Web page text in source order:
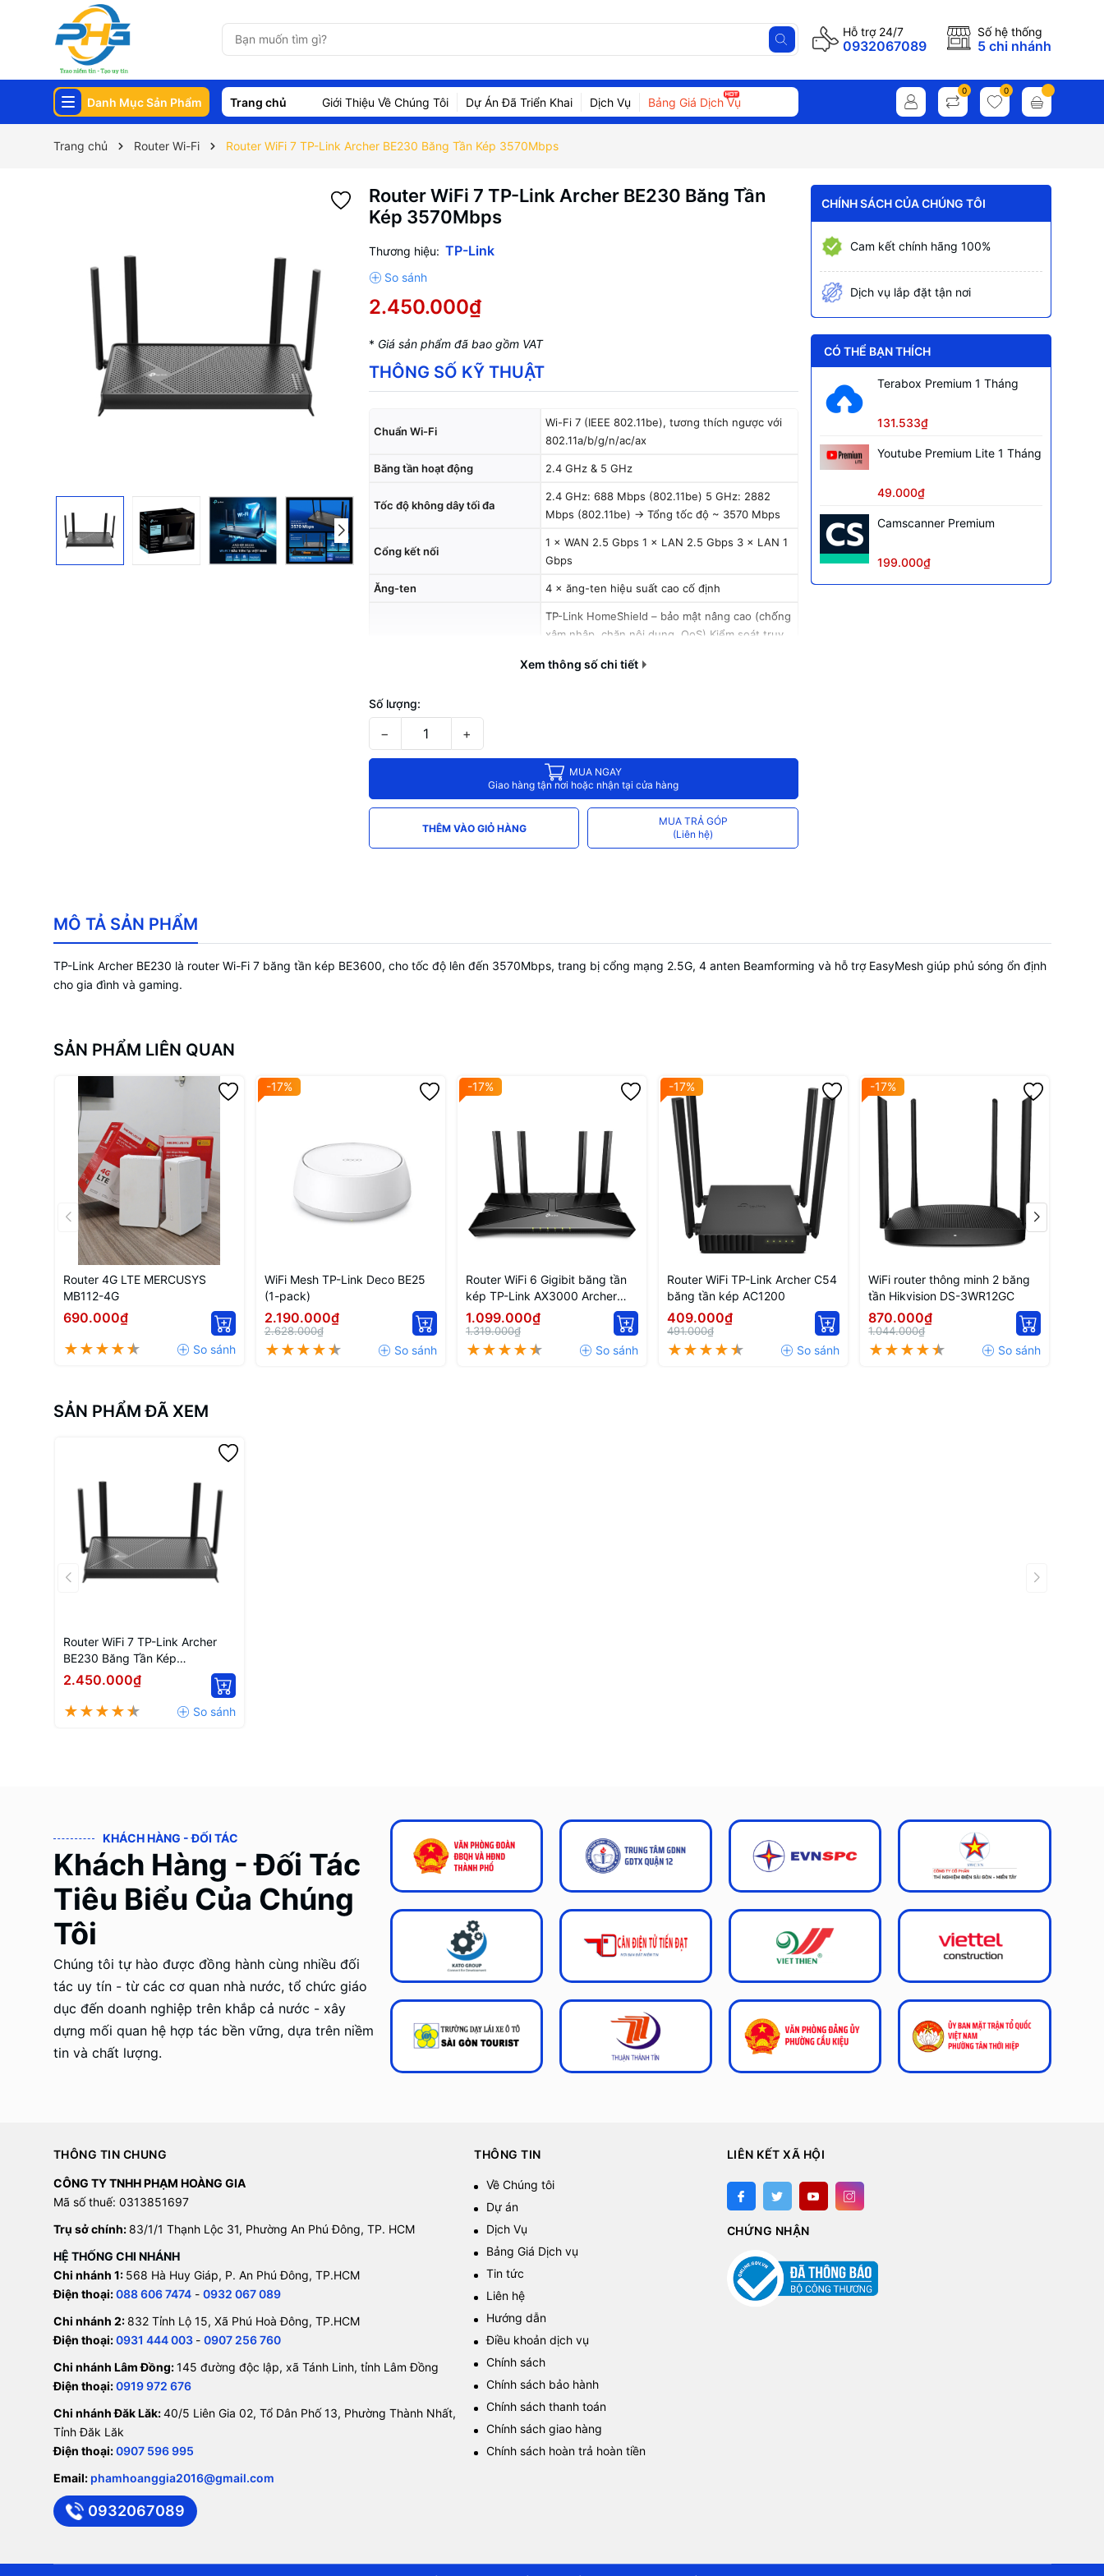
Hỗ trợ 24/7
0932067089
Số hệ thống
5 chi nhánh
Danh Mục Sản Phẩm Trang chủ Giới Thiệu Về Chúng Tôi Dự Án Đã Triển Khai Dịch Vụ Bảng Giá Dịch Vụ
0 0
Trang chủ Router Wi-Fi Router WiFi 7 TP-Link Archer BE230 Băng Tần Kép 3570Mbps
Router WiFi 7 TP-Link Archer BE230 Băng Tần
Kép 3570Mbps
Thương hiệu: TP-Link
2.450.000₫
* Giá sản phẩm đã bao gồm VAT
THÔNG SỐ KỸ THUẬT
Chuẩn Wi-Fi
Wi-Fi 7 (IEEE 802.11be), tương thích ngược với
802.11a/b/g/n/ac/ax
Băng tần hoạt động 2.4 GHz & 5 GHz
Tốc độ không dây tối đa
2.4 GHz: 688 Mbps (802.11be) 5 GHz: 2882
Mbps (802.11be) → Tổng tốc độ ~ 3570 Mbps
Cổng kết nối
1 × WAN 2.5 Gbps 1 × LAN 2.5 Gbps 3 × LAN 1
Gbps
Ăng-ten 4 × ăng-ten hiệu suất cao cố định
TP-Link HomeShield – bảo mật nâng cao (chống
xâm nhập, chặn nội dung, QoS) Kiểm soát truy
với router khác của TP-Link)
Quản lý & điều khiển
Khoảng 215 × 120 × 38 mm
Nguồn điện 12 V DC / 2 A
Môi trường hoạt động 0 °C – 40 °C, 10 – 90 % độ ẩm không ngưng tụ
Xem thông số chi tiết
Số lượng:
− +
MUA NGAY
Giao hàng tận nơi hoặc nhận tại cửa hàng
THÊM VÀO GIỎ HÀNG
MUA TRẢ GÓP
(Liên hệ)
CHÍNH SÁCH CỦA CHÚNG TÔI
Cam kết chính hãng 100%
Dịch vụ lắp đặt tận nơi
CÓ THỂ BẠN THÍCH
Terabox Premium 1 Tháng
131.533₫
Youtube Premium Lite 1 Tháng
49.000₫
Camscanner Premium
199.000₫
MÔ TẢ SẢN PHẨM
TP-Link Archer BE230 là router Wi-Fi 7 băng tần kép BE3600, cho tốc độ lên đến 3570Mbps, trang bị cổng mạng 2.5G, 4 anten Beamforming và hỗ trợ EasyMesh giúp phủ sóng ổn định
cho gia đình và gaming.
SẢN PHẨM LIÊN QUAN
Router 4G LTE MERCUSYS
MB112-4G
690.000₫
-17%
WiFi Mesh TP-Link Deco BE25
(1-pack)
2.190.000₫
2.628.000₫
-17%
Router WiFi 6 Gigibit băng tần
kép TP-Link AX3000 Archer
AX53
1.099.000₫
1.319.000₫
-17%
Router WiFi TP-Link Archer C54
băng tần kép AC1200
409.000₫
491.000₫
-17%
WiFi router thông minh 2 băng
tần Hikvision DS-3WR12GC
870.000₫
1.044.000₫
SẢN PHẨM ĐÃ XEM
Router WiFi 7 TP-Link Archer
BE230 Băng Tần Kép
3570Mbps
2.450.000₫
KHÁCH HÀNG - ĐỐI TÁC
Khách Hàng - Đối Tác
Tiêu Biểu Của Chúng
Tôi
Chúng tôi tự hào được đồng hành cùng nhiều đối
tác uy tín - từ các cơ quan nhà nước, tổ chức giáo
dục đến doanh nghiệp trên khắp cả nước - xây
dựng mối quan hệ hợp tác bền vững, dựa trên niềm
tin và chất lượng.
THÔNG TIN CHUNG
CÔNG TY TNHH PHẠM HOÀNG GIA
Mã số thuế: 0313851697
Trụ sở chính: 83/1/1 Thạnh Lộc 31, Phường An Phú Đông, TP. HCM
HỆ THỐNG CHI NHÁNH
Chi nhánh 1: 568 Hà Huy Giáp, P. An Phú Đông, TP.HCM
Điện thoại:088 606 7474- 0932 067 089
Chi nhánh 2: 832 Tỉnh Lộ 15, Xã Phú Hoà Đông, TP.HCM
Điện thoại:0931 444 003 - 0907 256 760
Chi nhánh Lâm Đồng:145 đường độc lập, xã Tánh Linh, tỉnh Lâm Đồng
Điện thoại:0919 972 676
Chi nhánh Đăk Lăk:40/5 Liên Gia 02, Tổ Dân Phố 13, Phường Thành Nhất,
Tỉnh Đăk Lăk
Điện thoại:0907 596 995
Email: phamhoanggia2016@gmail.com
0932067089
THÔNG TIN
Về Chúng tôi
Dự án
Dịch Vụ
Bảng Giá Dịch vụ
Tin tức
Liên hệ
Hướng dẫn
Điều khoản dịch vụ
Chính sách
Chính sách bảo hành
Chính sách thanh toán
Chính sách giao hàng
Chính sách hoàn trả hoàn tiền
LIÊN KẾT XÃ HỘI
CHỨNG NHẬN